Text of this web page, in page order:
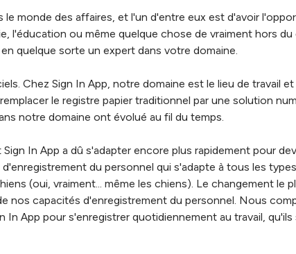
le monde des affaires, et l'un d'entre eux est d'avoir
l'éducation ou même quelque chose de vraiment hors
quelque sorte un expert dans votre domaine.
Chez Sign In App, notre domaine est le lieu de travail
le registre papier traditionnel par une solution
notre domaine ont évolué au fil du temps.
In App a dû s'adapter encore plus rapidement pour
du personnel qui s'adapte à tous les
(oui, vraiment... même les chiens). Le changement le
nos capacités d'enregistrement du personnel. Nous
App pour s'enregistrer quotidiennement au travail,